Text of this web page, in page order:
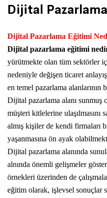
Dijital
Dijital Pazarlama Eğitimi
Dijital pazarlama eğitimi
yürütmekte olan tüm sektörler
nedeniyle değişen ticaret
en temel pazarlama alanlarının
Dijital pazarlama alanı sunmuş
müşteri kitlelerine ulaşılmasını
almış kişiler de kendi firmaları
yaşanmasına ön ayak
Dijital pazarlama alanında
alnında önemli gelişmeler
örnekleri üzerinden de
eğitim olarak, işlevsel sonuçlar